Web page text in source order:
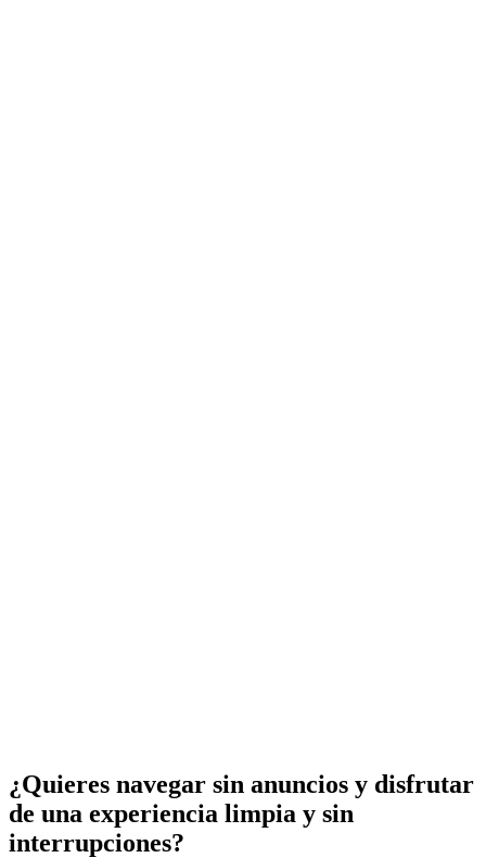
¿Quieres navegar sin anuncios y disfrutar
de una experiencia limpia y sin
interrupciones?